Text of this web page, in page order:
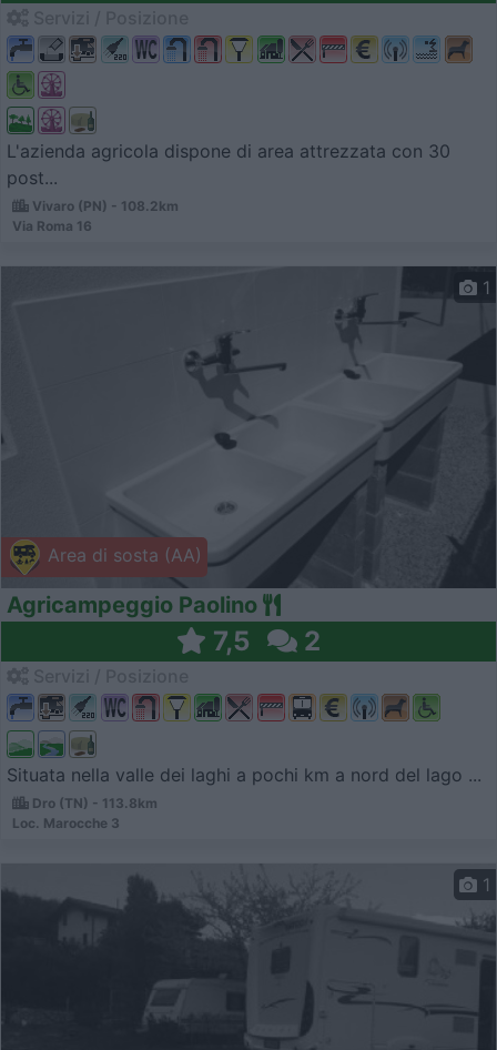
L'azienda agricola dispone di area attrezzata con 30
post...
Vivaro (PN) - 108.2km
Via Roma 16
Area di sosta (AA)
1
Agricampeggio Paolino
7,5 2
Situata nella valle dei laghi a pochi km a nord del lago ...
Dro (TN) - 113.8km
Loc. Marocche 3
1